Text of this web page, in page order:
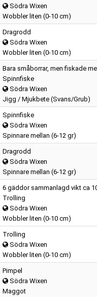
Södra Wixen
Wobbler liten (0-10 cm)
Dragrodd
Södra Wixen
Wobbler liten (0-10 cm)
Bara småborrar, men fiskade
Spinnfiske
Södra Wixen
Jigg / Mjukbete (Svans/Grub)
Spinnfiske
Södra Wixen
Spinnare mellan (6-12 gr)
Dragrodd
Södra Wixen
Spinnare mellan (6-12 gr)
6 gäddor sammanlagd vikt ca
Trolling
Södra Wixen
Wobbler liten (0-10 cm)
Trolling
Södra Wixen
Wobbler liten (0-10 cm)
Pimpel
Södra Wixen
Maggot